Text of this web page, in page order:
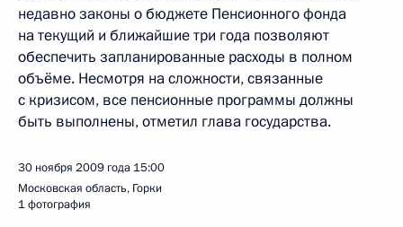
недавно законы о бюджете Пенсионного фонда
на текущий и ближайшие три года позволяют
обеспечить запланированные расходы в полном
объёме. Несмотря на сложности, связанные
с кризисом, все пенсионные программы должны
быть выполнены, отметил глава государства.
30 ноября 2009 года 15:00
Московская область, Горки
1 фотография